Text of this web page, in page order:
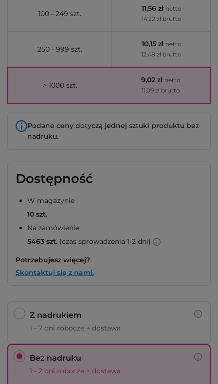
100 - 249 szt.
11,56 zł netto
14,22 zł brutto
250 - 999 szt.
10,15 zł netto
12,48 zł brutto
> 1000 szt.
9,02 zł netto
11,09 zł brutto
Podane ceny dotyczą jednej sztuki produktu bez
nadruku.
Dostępność
W magazynie
10 szt.
Na zamówienie
5463 szt. (czas sprowadzenia 1-2 dni)
Potrzebujesz więcej?
Skontaktuj się z nami.
Z nadrukiem
1 - 7 dni robocze + dostawa
Bez nadruku
1 - 2 dni robocze + dostawa